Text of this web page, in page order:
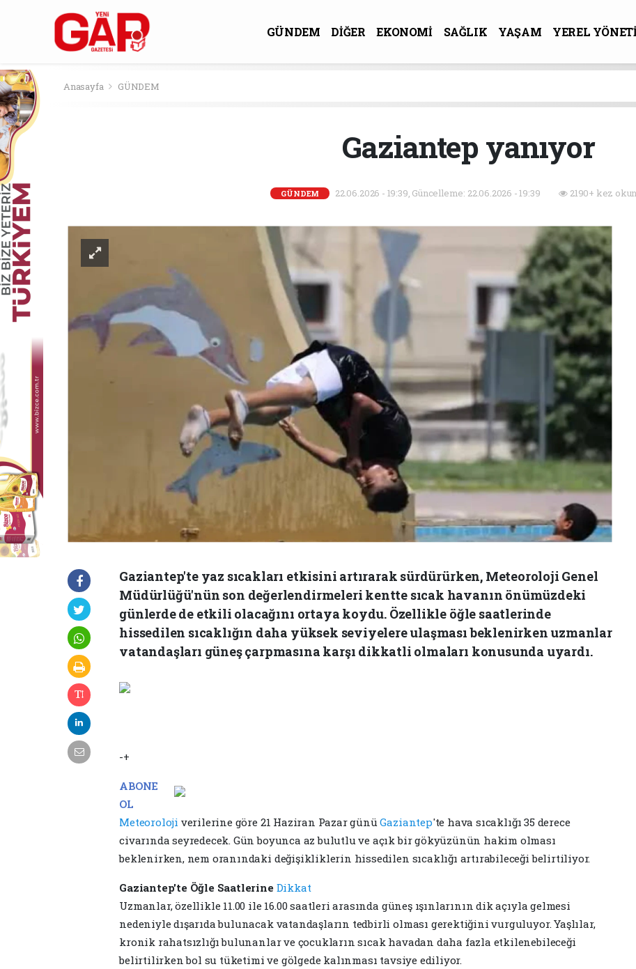
GÜNDEM DİĞER EKONOMİ SAĞLIK YAŞAM
YEREL
Anasayfa GÜNDEM
Gaziantep yanıyor
GÜNDEM 22.06.2026 - 19:39, Güncelleme: 22.06.2026 - 19:39 2190+ kez
Gaziantep'te yaz sıcakları etkisini artırarak sürdürürken, Meteoroloji Genel
Müdürlüğü'nün son değerlendirmeleri kentte sıcak havanın önümüzdeki
günlerde de etkili olacağını ortaya koydu. Özellikle öğle saatlerinde
hissedilen sıcaklığın daha yüksek seviyelere ulaşması beklenirken uzmanlar
vatandaşları güneş çarpmasına karşı dikkatli olmaları konusunda uyardı.
-+
ABONE
OL
Meteoroloji verilerine göre 21 Haziran Pazar günüGaziantep'te hava sıcaklığı 35 derece
civarında seyredecek. Gün boyunca az bulutlu ve açık bir gökyüzünün hakim olması
beklenirken, nem oranındaki değişikliklerin hissedilen sıcaklığı artırabileceği belirtiliyor.
Gaziantep'te Öğle Saatlerine Dikkat
Uzmanlar, özellikle 11.00 ile 16.00 saatleri arasında güneş ışınlarının dik açıyla gelmesi
nedeniyle dışarıda bulunacak vatandaşların tedbirli olması gerektiğini vurguluyor. Yaşlılar,
kronik rahatsızlığı bulunanlar ve çocukların sıcak havadan daha fazla etkilenebileceği
belirtilirken bol su tüketimi ve gölgede kalınması tavsiye ediliyor.